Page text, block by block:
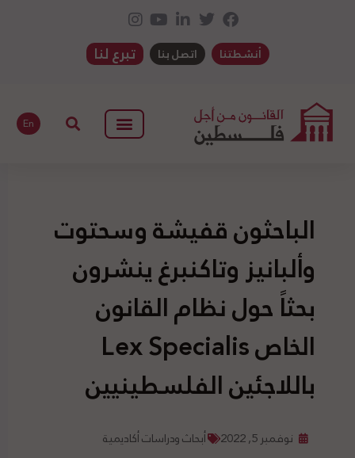
أنشطتنا اتصل بنا تبرع لنا
En
الباحثون قفيشة وسحتوت
وألبانيز وتاكنبرغ ينشرون
بحثاً حول نظام القانون
الخاص Lex Specialis
باللاجئين الفلسطينيين
نوفمبر 5, 2022 أبحاث ودراسات أكاديمية